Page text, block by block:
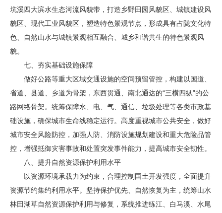
坑溪四大滨水生态河流风貌带，打造乡野田园风貌区、城镇建设风
貌区、现代工业风貌区，塑造特色景观节点，形成具有占陇文化特
色、自然山水与城镇景观相互融合、城乡和谐共生的特色景观风
貌。
七、夯实基础设施保障
做好公路等重大区域交通设施的空间预留管控，构建以国道、
省道、县道、乡道为骨架，东西贯通、南北通达的“三横四纵”的公
路网络骨架。统筹保障水、电、气、通信、垃圾处理等各类市政基
础设施，确保城市生命线稳定运行。高度重视城市公共安全，做好
城市安全风险防控，加强人防、消防设施规划建设和重大危险品管
控，增强抵御灾害事故和处置突发事件能力，提高城市安全韧性。
八、提升自然资源保护利用水平
以资源环境承载力为约束，合理控制国土开发强度，全面提升
资源节约集约利用水平。坚持保护优先、自然恢复为主，统筹山水
林田湖草自然资源保护利用与修复，系统推进练江、白马溪、水尾